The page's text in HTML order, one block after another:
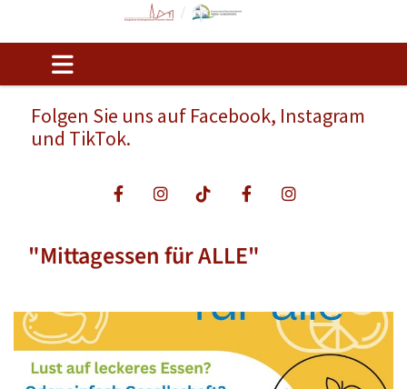
Folgen Sie uns auf Facebook, Instagram
und TikTok.
"Mittagessen für ALLE"